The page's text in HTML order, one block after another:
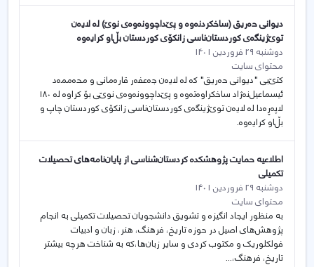
دیوانی حەریق (ساخکردنەوە و پێداچوونەوەی نوێ) لە لایەن
توێژینگەی کوردستان‌ناسی زانکۆی کوردستان بڵاو کرایەوە
دوشنبه 29 فروردین 1401
محتوای سایت
کتێبی "دیوانی حەریق" کە لە لایەن جەعفەر قارەمانی و محەممەد
ئیسماعیل‌نەژاد ساخکراوەتەوە و پێداچوونەوەی نوێی بۆ کراوە لە ۱۸۰
لاپەڕەدا لە لایەن توێژینگەی کوردستان‌ناسی زانکۆی کوردستان چاپ و
بڵاو کرایەوە.
اطلاعیه حمایت پژوهشکده کردستان‌شناسی از پایان‌نامه‌های تحصیلات
تکمیلی
دوشنبه 29 فروردین 1401
محتوای سایت
به منظور ایجاد انگیزه و تشویق دانشجویان تحصیلات تکمیلی به انجام
پژوهش‌های اصیل در حوزه تاریخ، فرهنگ، هنر، زبان و ادبیات
فولکلوریک و مکتوب کردی و سایر زبان‌ها،که به شناخت هرچه بیشتر
تاریخ، فرهنگ،...